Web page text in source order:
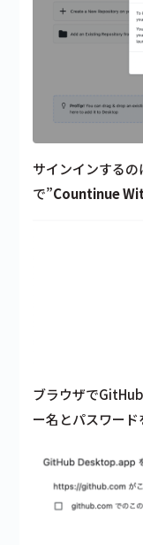
サインインする
で”Countinue
ブラウザで
ー名とパスワード